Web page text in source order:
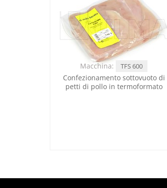
Confezionamento sottovuoto di
petti di pollo in termoformato
Macchina: TFS 600